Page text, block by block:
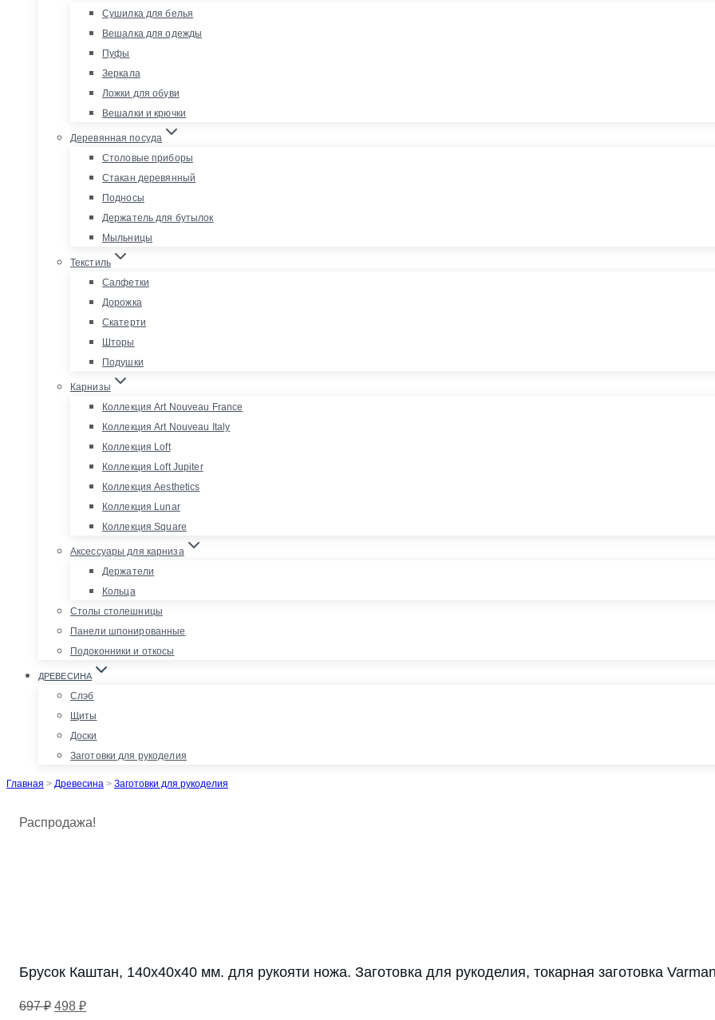
Сушилка для белья
Вешалка для одежды
Пуфы
Зеркала
Ложки для обуви
Вешалки и крючки
Деревянная посуда
Столовые приборы
Стакан деревянный
Подносы
Держатель для бутылок
Мыльницы
Текстиль
Салфетки
Дорожка
Скатерти
Шторы
Подушки
Карнизы
Коллекция Art Nouveau France
Коллекция Art Nouveau Italy
Коллекция Loft
Коллекция Loft Jupiter
Коллекция Aesthetics
Коллекция Lunar
Коллекция Square
Аксессуары для карниза
Держатели
Кольца
Столы столешницы
Панели шпонированные
Подоконники и откосы
ДРЕВЕСИНА
Слэб
Щиты
Доски
Заготовки для рукоделия
Главная > Древесина > Заготовки для рукоделия
Распродажа!
Брусок Каштан, 140х40х40 мм. для рукояти ножа. Заготовка для рукоделия, токарная заготовка
697₽ Первоначальная
498 ₽Текущая